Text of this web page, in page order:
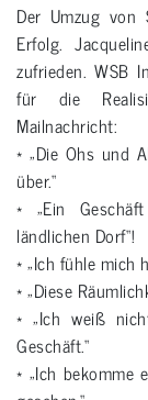
Der Umzug
Erfolg.
zufrieden. WSB
für die
Mailnachricht:
* „Die Ohs und
über.“
* „Ein
ländlichen Dorf“!
* „Ich fühle mich
* „Diese
* „Ich weiß
Geschäft.“
* „Ich bekomme